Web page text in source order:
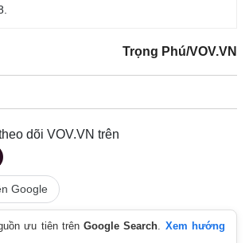
Trọng Phú/VOV.VN
dõi VOV.VN trên
Google
ưu tiên trênGoogle Search. Xem hướng